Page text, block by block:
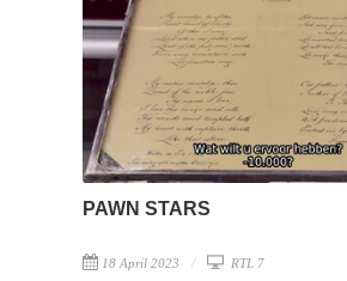
PAWN STARS
18 April 2023 RTL 7